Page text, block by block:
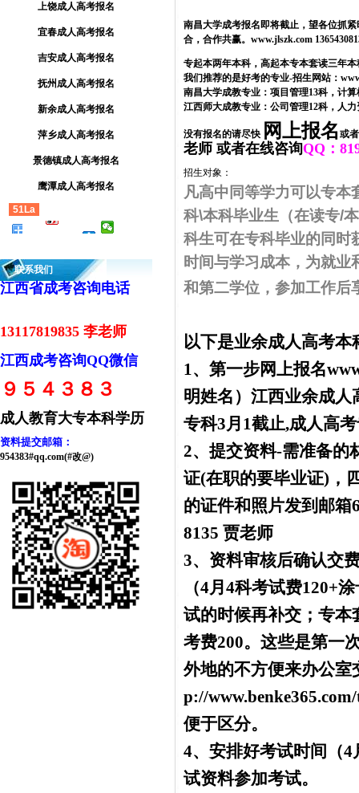
上饶成人高考报名
宜春成人高考报名
吉安成人高考报名
抚州成人高考报名
新余成人高考报名
萍乡成人高考报名
景德镇成人高考报名
鹰潭成人高考报名
51La
联系我们
江西省成考咨询电话
13117819835 李老师
江西成考咨询QQ微信
９５４３８３
成人教育大专本科学历
资料提交邮箱：
954383#qq.com(#改@)
南昌大学成考报名即将截止，望各位抓
合，合作共赢。 www.jlszk.com
专起本两年本科，高起本专本套读三年
我们推荐的是好考的专业-招生网站：
南昌大学成教专业：项目管理13科，计
江西师大成教专业：公司管理12科，人力
没有报名的请尽快 网上报名 或
老师 或者在线咨询QQ：
招生对象 ：
凡高中同等学力可以专
科\本科毕业生（在读专/
科生可在专科毕业的同时
时间与学习成本，为就业
和第二学位，参加工作后
以下是业余成人高考本
1、第一步网上报名
明姓名）江西业余成人
专科3月1截止,成人高
2、提交资料-需准备的
证(在职的要毕业证)，
的证件和照片发到邮箱
8135 贾老师
3、资料审核后确认交
（4月4科考试费120+
试的时候再补交；专本
考费200。这些是第一
外地的不方便来办公
p://
便于区分。
4、安排好考试时间（
试资料参加考试。